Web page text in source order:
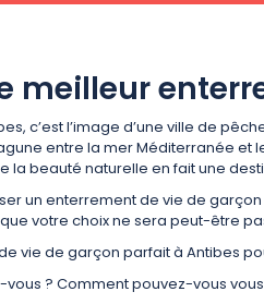
meilleur
c’est l’image d’une ville de
entre la mer Méditerranée et
la beauté naturelle en fait une
un enterrement de vie de
votre choix ne sera peut-être
vie de garçon parfait à Antibes
? Comment pouvez-vous